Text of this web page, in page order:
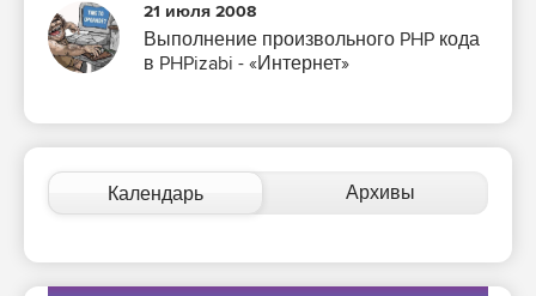
21 июля 2008
Выполнение произвольного PHP кода
в PHPizabi - «Интернет»
Календарь Архивы